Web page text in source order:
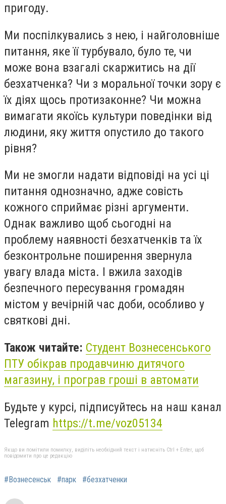
пригоду.
Ми поспілкувались з нею, і найголовніше
питання, яке її турбувало, було те, чи
може вона взагалі скаржитись на дії
безхатченка? Чи з моральної точки зору є
їх діях щось протизаконне? Чи можна
вимагати якоїсь культури поведінки від
людини, яку життя опустило до такого
рівня?
Ми не змогли надати відповіді на усі ці
питання однозначно, адже совість
кожного сприймає різні аргументи.
Однак важливо щоб сьогодні на
проблему наявності безхатченків та їх
безконтрольне поширення звернула
увагу влада міста. І вжила заходів
безпечного пересування громадян
містом у вечірній час доби, особливо у
святкові дні.
Також читайте: Студент Вознесенського
ПТУ обікрав продавчиню дитячого
магазину, і програв гроші в автомати
Будьте у курсі, підписуйтесь на наш канал
Telegram https://t.me/voz05134
Якщо ви помітили помилку, виділіть необхідний текст і натисніть Ctrl + Enter, щоб
повідомити про це редакцію
#Вознесенськ #парк #безхатченки